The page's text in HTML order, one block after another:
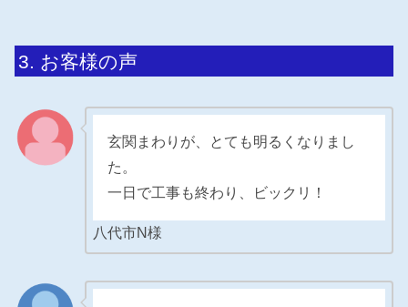
お客様の声
玄関まわりが、とても明るくなりまし
た。
一日で工事も終わり、ビックリ！
八代市N様